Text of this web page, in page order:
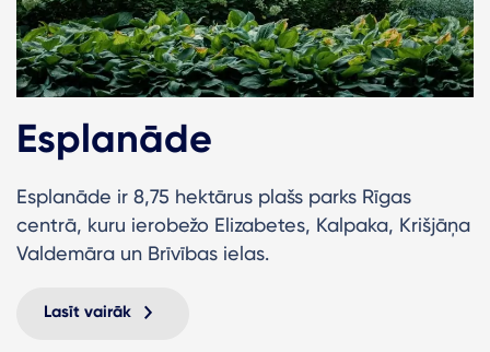
Esplanāde
Esplanāde ir 8,75 hektārus plašs parks Rīgas
centrā, kuru ierobežo Elizabetes, Kalpaka, Krišjāņa
Valdemāra un Brīvības ielas.
Lasīt vairāk